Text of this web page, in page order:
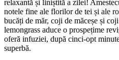
relaxantă și liniștită a zilei!
notele fine ale florilor de tei și ale
bucăți de măr, coji de măceșe și
lemongrass aduce o prospețime
oferă infuziei, după cinci-opt
superbă.